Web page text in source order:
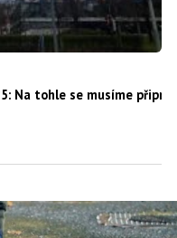
Na tohle se musíme